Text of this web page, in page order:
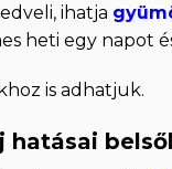
ihatja
heti egy napot
is adhatjuk.
hatásai